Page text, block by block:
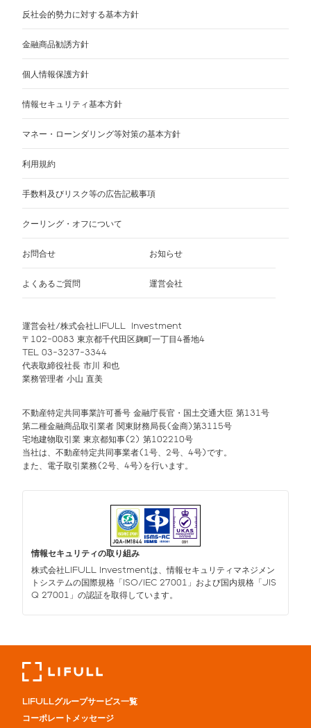
反社会的勢力に対する基本方針
金融商品勧誘方針
個人情報保護方針
情報セキュリティ基本方針
マネー・ローンダリング等対策の基本方針
利用規約
手数料及びリスク等の広告記載事項
クーリング・オフについて
お問合せ お知らせ
よくあるご質問 運営会社
運営会社/株式会社LIFULL Investment
〒102-0083 東京都千代田区麹町一丁目4番地4
TEL 03-3237-3344
代表取締役社長 市川 和也
業務管理者 小山 直美
不動産特定共同事業許可番号 金融庁長官・国土交通大臣 第131号
第二種金融商品取引業者 関東財務局長(金商)第3115号
宅地建物取引業 東京都知事(2) 第102210号
当社は、不動産特定共同事業者(1号、2号、4号)です。
また、電子取引業務(2号、4号)を行います。
情報セキュリティの取り組み
株式会社LIFULL Investmentは、情報セキュリティマネジメン
トシステムの国際規格「ISO/IEC 27001」および国内規格「JIS
Q 27001」の認証を取得しています。
LIFULLグループサービス一覧
コーポレートメッセージ